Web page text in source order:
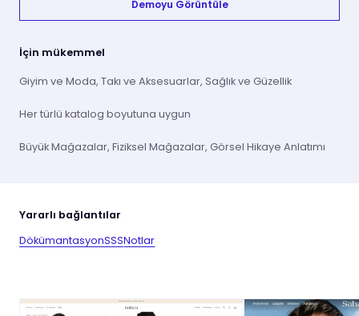
Demoyu Görüntüle
İçin mükemmel
Giyim ve Moda, Takı ve Aksesuarlar, Sağlık ve Güzellik
Her türlü katalog boyutuna uygun
Büyük Mağazalar, Fiziksel Mağazalar, Görsel Hikaye Anlatımı
Yararlı bağlantılar
DökümantasyonSSSNotlar